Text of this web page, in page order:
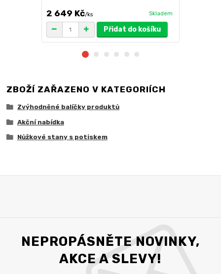
2 649 Kč/ks Skladem
Přidat do košíku
ZBOŽÍ ZAŘAZENO V KATEGORIÍCH
Zvýhodněné balíčky produktů
Akční nabídka
Nůžkové stany s potiskem
NEPROPÁSNĚTE NOVINKY,
AKCE A SLEVY!